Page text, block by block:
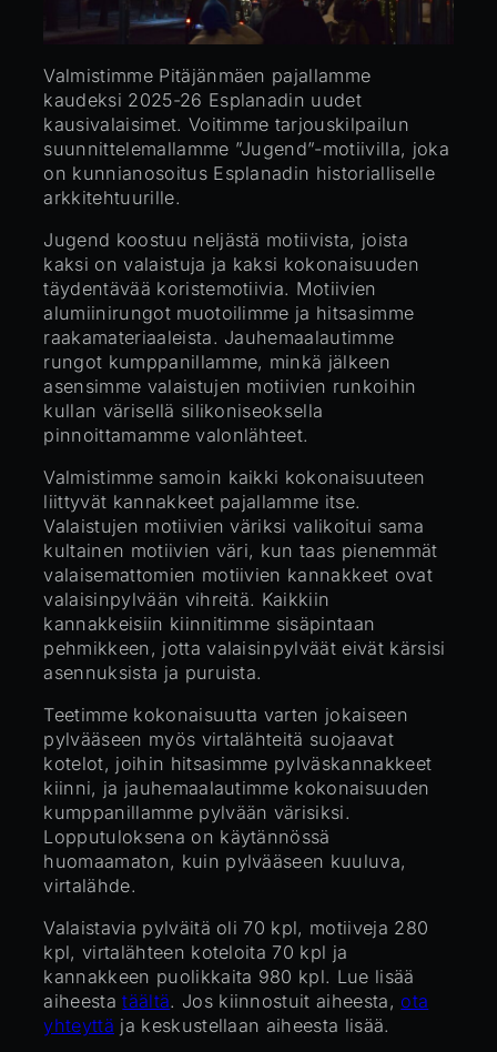
Valmistimme Pitäjänmäen pajallamme
kaudeksi 2025-26 Esplanadin uudet
kausivalaisimet. Voitimme tarjouskilpailun
suunnittelemallamme ”Jugend”-motiivilla, joka
on kunnianosoitus Esplanadin historialliselle
arkkitehtuurille.
Jugend koostuu neljästä motiivista, joista
kaksi on valaistuja ja kaksi kokonaisuuden
täydentävää koristemotiivia. Motiivien
alumiinirungot muotoilimme ja hitsasimme
raakamateriaaleista. Jauhemaalautimme
rungot kumppanillamme, minkä jälkeen
asensimme valaistujen motiivien runkoihin
kullan värisellä silikoniseoksella
pinnoittamamme valonlähteet.
Valmistimme samoin kaikki kokonaisuuteen
liittyvät kannakkeet pajallamme itse.
Valaistujen motiivien väriksi valikoitui sama
kultainen motiivien väri, kun taas pienemmät
valaisemattomien motiivien kannakkeet ovat
valaisinpylvään vihreitä. Kaikkiin
kannakkeisiin kiinnitimme sisäpintaan
pehmikkeen, jotta valaisinpylväät eivät kärsisi
asennuksista ja puruista.
Teetimme kokonaisuutta varten jokaiseen
pylvääseen myös virtalähteitä suojaavat
kotelot, joihin hitsasimme pylväskannakkeet
kiinni, ja jauhemaalautimme kokonaisuuden
kumppanillamme pylvään värisiksi.
Lopputuloksena on käytännössä
huomaamaton, kuin pylvääseen kuuluva,
virtalähde.
Valaistavia pylväitä oli 70 kpl, motiiveja 280
kpl, virtalähteen koteloita 70 kpl ja
kannakkeen puolikkaita 980 kpl. Lue lisää
aiheestatäältä. Jos kiinnostuit aiheesta, ota
yhteyttä ja keskustellaan aiheesta lisää.